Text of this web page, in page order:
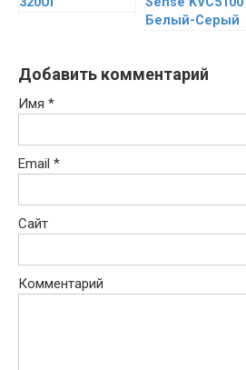
Белый-Серый
Добавить комментарий
Имя *
Email *
Сайт
Комментарий